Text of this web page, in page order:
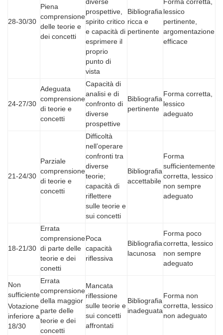
28-30/30
Piena
comprensione
delle teorie e
dei concetti
prospettive,
spirito critico
e capacità di
esprimere il
proprio
punto di
vista
Bibliografia
ricca e
pertinente
lessico
pertinente,
argomentazione
efficace
24-27/30
Adeguata
comprensione
di teorie e
concetti
Capacità di
analisi e di
confronto di
diverse
prospettive
Bibliografia
pertinente
Forma corretta,
lessico
adeguato
21-24/30
Parziale
comprensione
di teorie e
concetti
Difficoltà
nell’operare
confronti tra
diverse
teorie;
capacità di
riflettere
sulle teorie e
sui concetti
Bibliografia
accettabile
Forma
sufficientemente
corretta, lessico
non sempre
adeguato
18-21/30
Errata
comprensione
di parte delle
teorie e dei
conetti
Poca
capacità
riflessiva
Bibliografia
lacunosa
Forma poco
corretta, lessico
non sempre
adeguato
Non
sufficiente
Votazione
inferiore a
18/30
Errata
comprensione
della maggior
parte delle
teorie e dei
concetti
Mancata
riflessione
sulle teorie e
sui concetti
affrontati
Bibliografia
inadeguata
Forma non
corretta, lessico
non adeguato